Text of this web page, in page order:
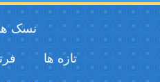
نسک
تازه ها